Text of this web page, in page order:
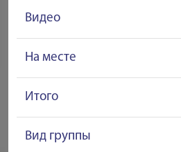
Видео
На месте
Итого
Вид группы